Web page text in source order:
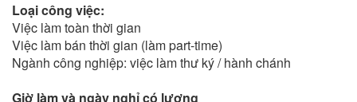
Loại công việc:
Việc làm toàn thời gian
Việc làm bán thời gian (làm part-time)
Ngành công nghiệp: việc làm thư ký / hành chánh
Giờ làm và ngày nghỉ có lương